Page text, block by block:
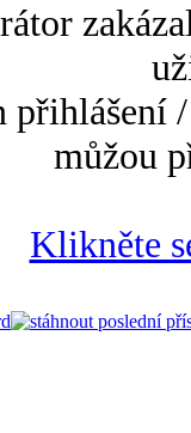
přihlášení
můžou
Klikněte